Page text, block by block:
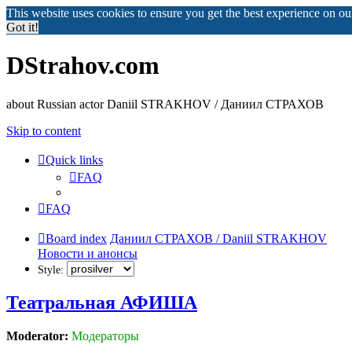
This website uses cookies to ensure you get the best experience on
Got it!
DStrahov.com
about Russian actor Daniil STRAKHOV / Даниил СТРАХОВ
Skip to content
Quick links
FAQ
FAQ
Board index Даниил СТРАХОВ / Daniil STRAKHOV
Новости и анонсы
Style:
Театральная АФИША
Moderator: Модераторы